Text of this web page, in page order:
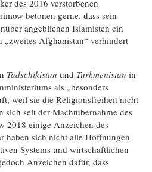
des 2016 verstorbenen
betonen gerne, dass sein
angeblichen Islamisten ein
Afghanistan“ verhindert
Tadschikistan und Turkmenistan in
als „besonders
weil sie die Religionsfreiheit nicht
sich seit der Machtübernahme des
2018 einige Anzeichen des
haben sich nicht alle Hoffnungen
Systems und wirtschaftlichen
Anzeichen dafür, dass